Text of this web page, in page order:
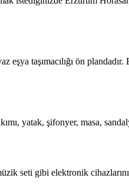
taşımacılığı ön
yatak, şifonyer, masa,
seti gibi elektronik